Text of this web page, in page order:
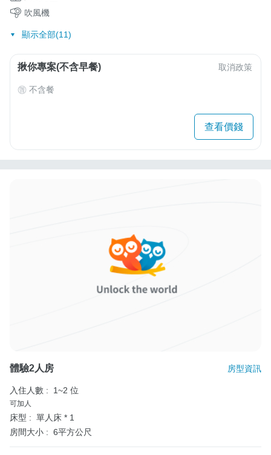
吹風機
顯示全部(11)
揪你專案(不含早餐) 取消政策
不含餐
查看價錢
體驗2人房 房型資訊
入住人數 : 1~2 位
可加人
床型 : 單人床 * 1
房間大小 : 6平方公尺